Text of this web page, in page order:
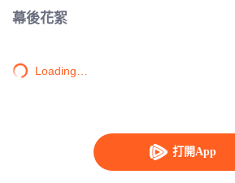
打開App
幕後花絮
Loading…